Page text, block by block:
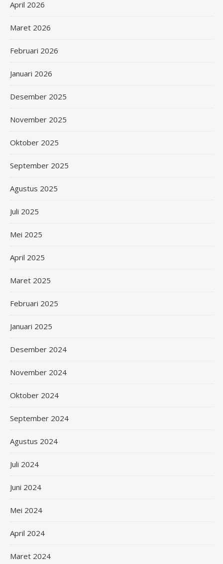
April 2026
Maret 2026
Februari 2026
Januari 2026
Desember 2025
November 2025
Oktober 2025
September 2025
Agustus 2025
Juli 2025
Mei 2025
April 2025
Maret 2025
Februari 2025
Januari 2025
Desember 2024
November 2024
Oktober 2024
September 2024
Agustus 2024
Juli 2024
Juni 2024
Mei 2024
April 2024
Maret 2024